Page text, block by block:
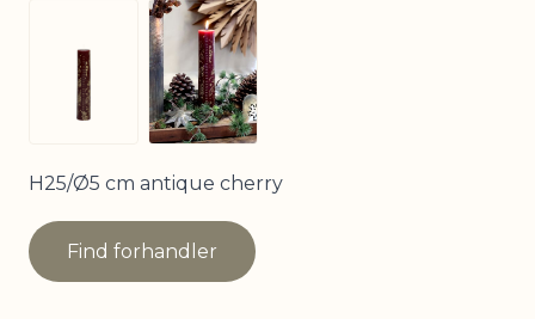
View larger image
View larger image
H25/Ø5 cm antique cherry
Find forhandler